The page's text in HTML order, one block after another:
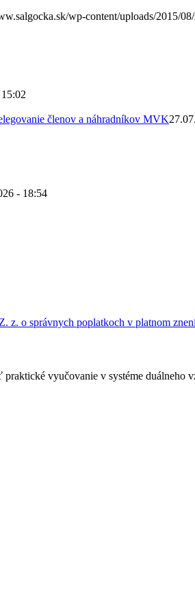
wp-content/uploads/2015/
členov a náhradníkov MVK
- 18:54
z. o správnych poplatkoch v platnom
vyučovanie v systéme duálneho